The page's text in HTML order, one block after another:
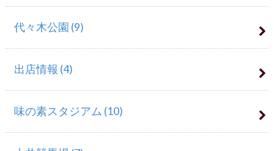
代々木公園 (9)
出店情報 (4)
味の素スタジアム (10)